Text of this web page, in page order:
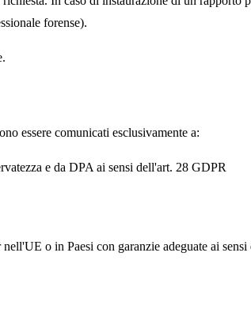
forense).
essere comunicati esclusivamente a:
e da DPA ai sensi dell'art. 28 GDPR
o in Paesi con garanzie adeguate ai